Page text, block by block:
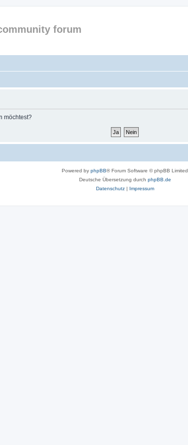
forum
möchtest?
Powered by phpBB® Forum Software © phpBB Limited
Deutsche Übersetzung durch phpBB.de
Datenschutz| Impressum